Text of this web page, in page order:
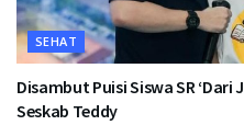
SEHAT
Disambut Puisi Siswa SR
Seskab Teddy